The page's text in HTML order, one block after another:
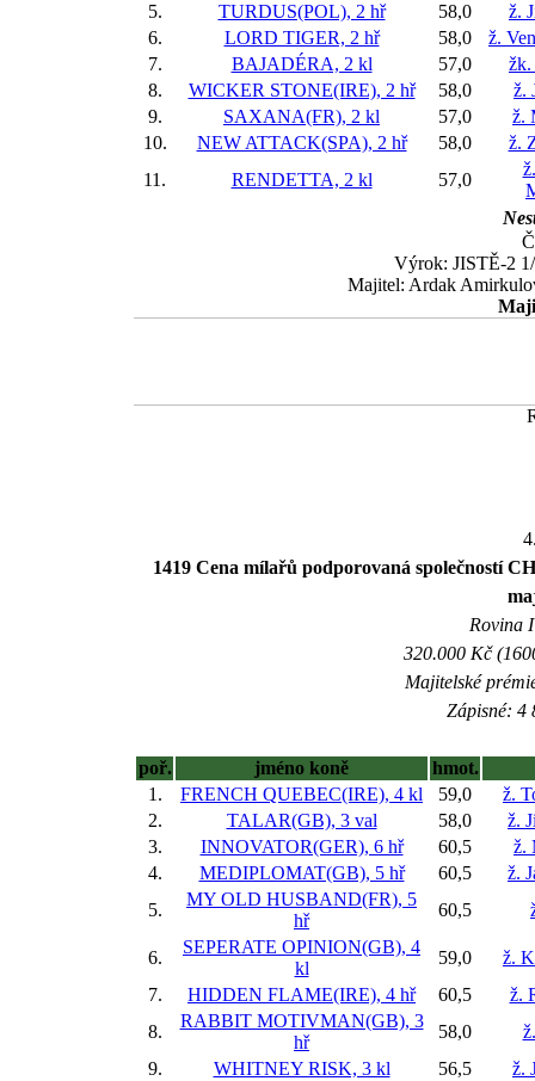
5.
TURDUS(POL), 2 hř 58,0
ž.
6.
LORD TIGER, 2 hř 58,0
ž.
7.
BAJADÉRA, 2 kl 57,0
žk.
8.
WICKER STONE(IRE), 2 hř 58,0
ž.
9.
SAXANA(FR), 2 kl 57,0
ž.
10.
NEW ATTACK(SPA), 2 hř 58,0
ž.
11.
RENDETTA, 2 kl 57,0
Výrok: JISTĚ-2
Majitel: Ardak
1419 Cena mílařů podporovaná společností
Rovina
320.000 Kč
Majitelské
Zápisné: 4
poř. jméno koně
hmot.
1.
FRENCH QUEBEC(IRE), 4 kl 59,0
ž.
2.
TALAR(GB), 3 val 58,0
ž.
3.
INNOVATOR(GER), 6 hř 60,5
ž.
4.
MEDIPLOMAT(GB), 5 hř 60,5
ž.
5.
MY OLD HUSBAND(FR), 5
hř
60,5
6.
SEPERATE OPINION(GB), 4
kl
59,0
ž.
7.
HIDDEN FLAME(IRE), 4 hř 60,5
ž.
8.
RABBIT MOTIVMAN(GB), 3
hř
58,0
9.
WHITNEY RISK, 3 kl 56,5 ž.